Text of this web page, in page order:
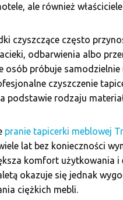
ale również
czyszczące często
odbarwienia albo
osób próbuje
czyszczenie
podstawie rodzaju
pranie tapicerki meblowej
lat bez konieczności
komfort użytkowania i
okazuje się jednak
ciężkich mebli.